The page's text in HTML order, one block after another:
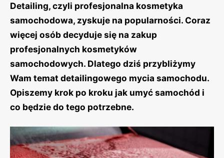
Detailing, czyli profesjonalna kosmetyka
samochodowa, zyskuje na popularności. Coraz
więcej osób decyduje się na zakup
profesjonalnych kosmetyków
samochodowych. Dlatego dziś przybliżymy
Wam temat detailingowego mycia samochodu.
Opiszemy krok po kroku jak umyć samochód i
co będzie do tego potrzebne.